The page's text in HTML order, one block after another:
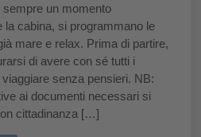
un momento
la cabina, si programmano le
mare e relax. Prima di partire,
di avere con sé tutti i
senza pensieri. NB:
ai documenti necessari si
cittadinanza […]